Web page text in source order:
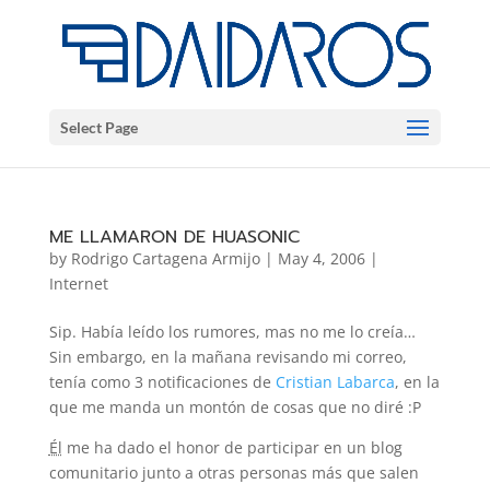
Select Page
ME LLAMARON DE HUASONIC
by Rodrigo Cartagena Armijo| May 4, 2006|
Internet
Sip. Había leído los rumores, mas no me lo creía…
Sin embargo, en la mañana revisando mi correo,
tenía como 3 notificaciones de Cristian Labarca, en la
que me manda un montón de cosas que no diré :P
Él me ha dado el honor de participar en un blog
comunitario junto a otras personas más que salen